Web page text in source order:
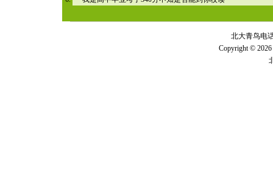
北大青鸟电
Copyright © 2026